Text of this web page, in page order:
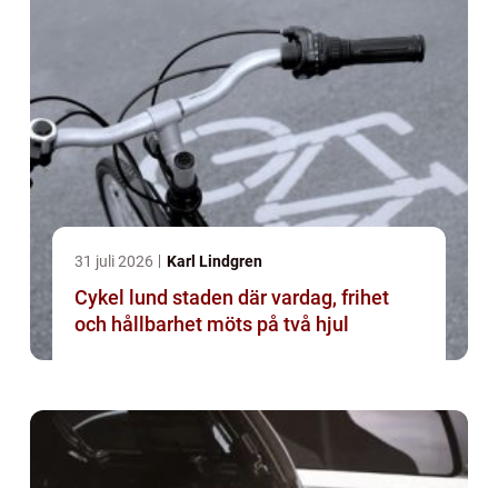
31 juli 2026 Karl Lindgren
Cykel lund staden där vardag, frihet
och hållbarhet möts på två hjul